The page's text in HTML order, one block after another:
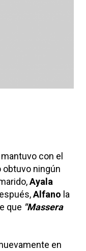
con el
obtuvo ningún
Ayala
Alfano la
que "Massera
en